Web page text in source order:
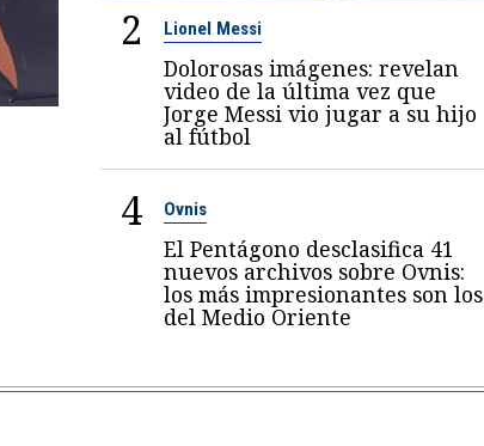
2 Lionel Messi
Dolorosas imágenes: revelan
video de la última vez que
Jorge Messi vio jugar a su hijo
al fútbol
4 Ovnis
El Pentágono desclasifica 41
nuevos archivos sobre Ovnis:
los más impresionantes son los
del Medio Oriente